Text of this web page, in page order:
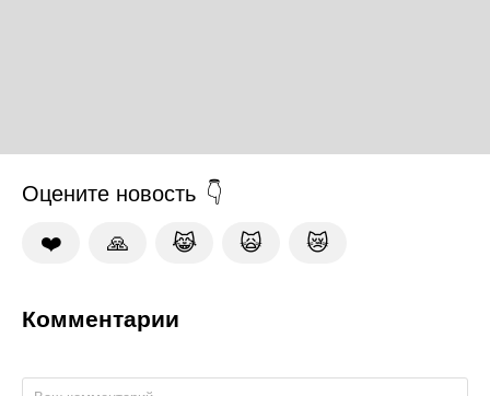
Оцените новость
❤️ 🙏 😹 🙀 😿
Комментарии